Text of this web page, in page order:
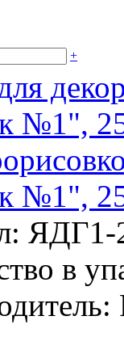
+
№1",
ЯДГ1-
в